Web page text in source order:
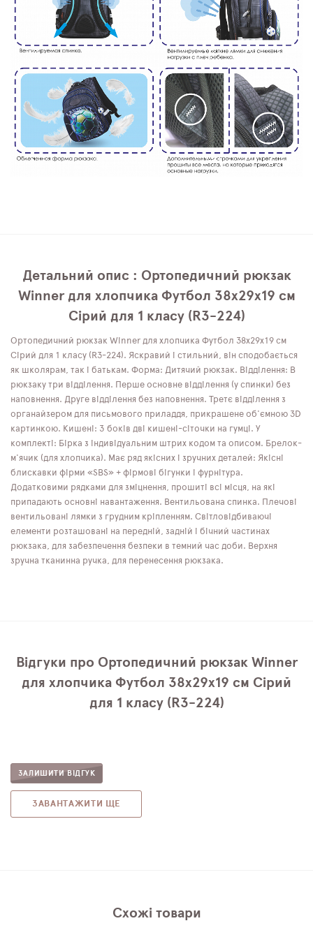
Детальний опис : Ортопедичний рюкзак
Winner для хлопчика Футбол 38х29х19 см
Сірий для 1 класу (R3-224)
Ортопедичний рюкзак Winner для хлопчика Футбол 38х29х19 см
Сірий для 1 класу (R3-224). Яскравий і стильний, він сподобається
як школярам, ​​так і батькам. Форма: Дитячий рюкзак. Відділення: В
рюкзаку три відділення. Перше основне відділення (у спинки) без
наповнення. Друге відділення без наповнення. Третє відділення з
органайзером для письмового приладдя, прикрашене об'ємною 3D
картинкою. Кишені: З боків дві кишені-сіточки на гумці. У
комплекті: Бірка з індивідуальним штрих кодом та описом. Брелок-
м'ячик (для хлопчика). Має ряд якісних і зручних деталей: Якісні
блискавки фірми «SBS» + фірмові бігунки і фурнітура.
Додатковими рядками для зміцнення, прошиті всі місця, на які
припадають основні навантаження. Вентильована спинка. Плечові
вентильовані лямки з грудним кріпленням. Світловідбиваючі
елементи розташовані на передній, задній і бічний частинах
рюкзака, для забезпечення безпеки в темний час доби. Верхня
зручна тканинна ручка, для перенесення рюкзака.
Відгуки про Ортопедичний рюкзак Winner
для хлопчика Футбол 38х29х19 см Сірий
для 1 класу (R3-224)
ЗАЛИШИТИ ВІДГУК
ЗАВАНТАЖИТИ ЩЕ
Схожі товари